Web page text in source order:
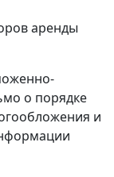
аренды
о порядке
и